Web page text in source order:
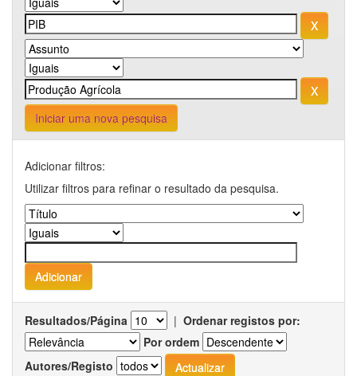
Iniciar uma nova pesquisa
Adicionar filtros:
Utilizar filtros para refinar o resultado da pesquisa.
Resultados/Página | Ordenar registos por:
Por ordem
Autores/Registo